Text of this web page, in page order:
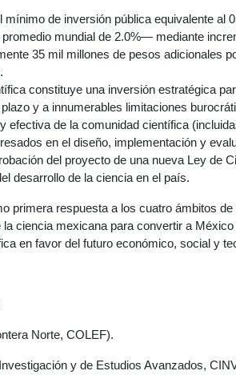
de inversión pública equivalente al
mundial de 2.0%— mediante
35 mil millones de pesos adicionales
constituye una inversión estratégica
y a innumerables limitaciones
efectiva de la comunidad científica
en el diseño, implementación y
del proyecto de una nueva Ley de
desarrollo de la ciencia en el país.
primera respuesta a los cuatro ámbitos
ciencia mexicana para convertir a
en favor del futuro económico, social y
Norte, COLEF).
y de Estudios Avanzados,